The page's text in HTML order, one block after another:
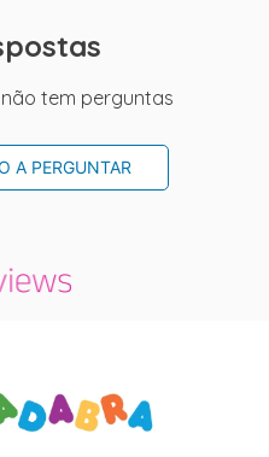
tem perguntas
A PERGUNTAR